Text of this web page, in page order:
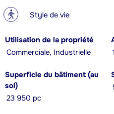
? Style de vie
Utilisation de la propriété
Commerciale, Industrielle
Superficie du bâtiment (au
sol)
23 950 pc